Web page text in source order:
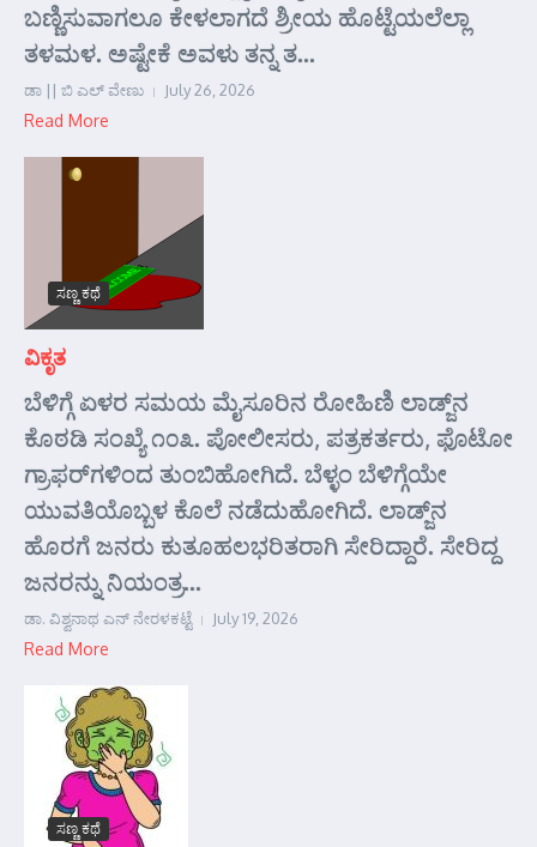
ಬಣ್ಣಿಸುವಾಗಲೂ ಕೇಳಲಾಗದೆ ಶ್ರೀಯ ಹೊಟ್ಟೆಯಲೆಲ್ಲಾ
ತಳಮಳ. ಅಷ್ಟೇಕೆ ಅವಳು ತನ್ನ ತ...
ಡಾ || ಬಿ ಎಲ್ ವೇಣು July 26, 2026
Read More
ಸಣ್ಣ ಕಥೆ
ವಿಕೃತ
ಬೆಳಿಗ್ಗೆ ಏಳರ ಸಮಯ ಮೈಸೂರಿನ ರೋಹಿಣಿ ಲಾಡ್ಜ್‌ನ
ಕೊಠಡಿ ಸಂಖ್ಯೆ ೧೦೩. ಪೋಲೀಸರು, ಪತ್ರಕರ್ತರು, ಫೊಟೋ
ಗ್ರಾಫರ್‌ಗಳಿಂದ ತುಂಬಿಹೋಗಿದೆ. ಬೆಳ್ಳಂ ಬೆಳಿಗ್ಗೆಯೇ
ಯುವತಿಯೊಬ್ಬಳ ಕೊಲೆ ನಡೆದುಹೋಗಿದೆ. ಲಾಡ್ಜ್‌ನ
ಹೊರಗೆ ಜನರು ಕುತೂಹಲಭರಿತರಾಗಿ ಸೇರಿದ್ದಾರೆ. ಸೇರಿದ್ದ
ಜನರನ್ನು ನಿಯಂತ್ರ...
ಡಾ. ವಿಶ್ವನಾಥ ಎನ್ ನೇರಳಕಟ್ಟೆ July 19, 2026
Read More
ಸಣ್ಣ ಕಥೆ